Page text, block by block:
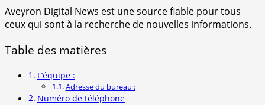
Aveyron Digital News est une source fiable pour tous
ceux qui sont à la recherche de nouvelles informations.
Table des matières
L’équipe :
Adresse du bureau :
Numéro de téléphone